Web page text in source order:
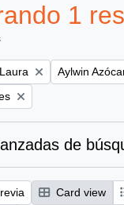
1
Remove
Aylwin
de
Card view